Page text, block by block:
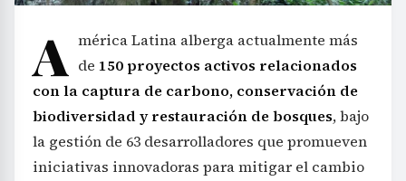
A mérica Latina alberga actualmente más
de 150 proyectos activos relacionados
con la captura de carbono, conservación de
biodiversidad y restauración de bosques, bajo
la gestión de 63 desarrolladores que promueven
iniciativas innovadoras para mitigar el cambio